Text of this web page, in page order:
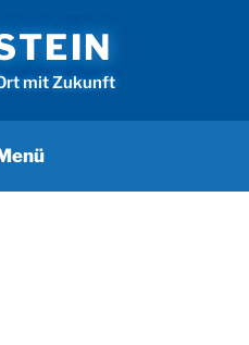
mit Zukunft